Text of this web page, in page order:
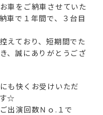
車をご納車させていた
車で１年間で、３台目
えており、短期間でた
、誠にありがとうござ
も快くお受けいただ
☆
出演回数Ｎｏ.１で